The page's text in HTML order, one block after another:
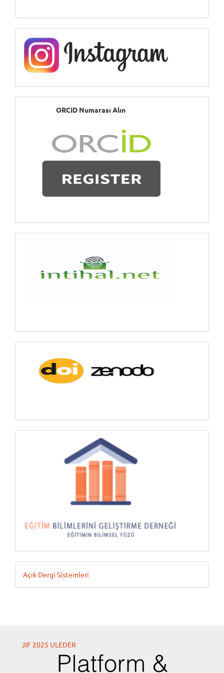
Instagram
ORCID
ORCID Numarası Alın
Zenodo-
DOI
Geliştiren
Açık Dergi Sistemleri
JIF 2025 ULEDER